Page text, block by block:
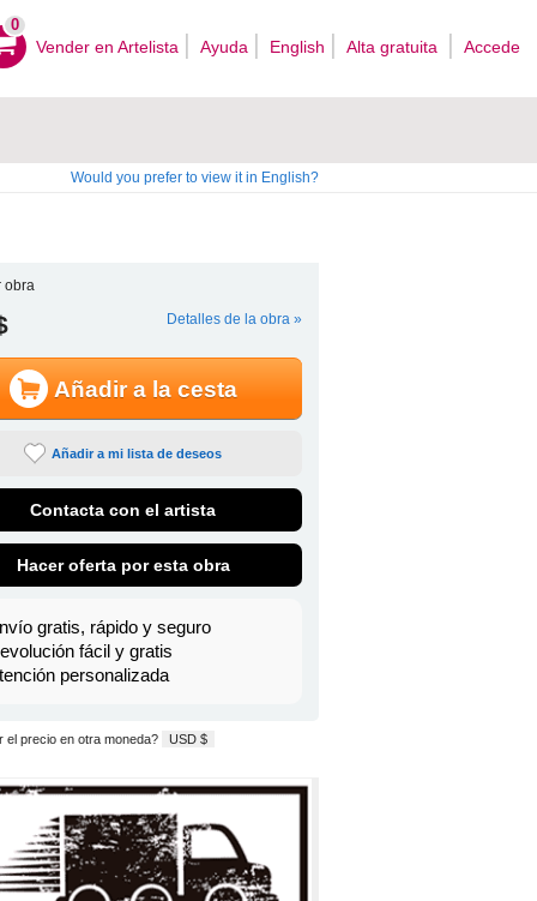
0
Vender en Artelista Ayuda English Alta gratuita Accede
Would you prefer to view it in English?
obra
Detalles de la obra »
Añadir a la cesta
Añadir a mi lista de deseos
Contacta con el artista
Hacer oferta por esta obra
gratis, rápido y seguro
fácil y gratis
personalizada
el precio en otra moneda? USD $